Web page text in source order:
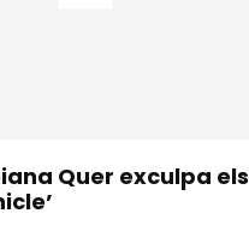
Quer exculpa els